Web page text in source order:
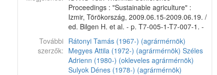
Proceedings : "Sustainable agriculture" :
Izmir, Törökország, 2009.06.15-2009.06.19. /
ed. Bilgen H. et al. - p. T7-005-1-T7-007-1. -
További
szerzők:
Rátonyi Tamás (1967-) (agrármérnök)
Megyes Attila (1972-) (agrármérnök) Széles
Adrienn (1980-) (okleveles agrármérnök)
Sulyok Dénes (1978-) (agrármérnök)